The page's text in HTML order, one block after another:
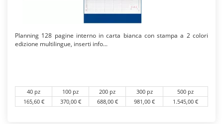
Planning 128 pagine interno in carta bianca con stampa a 2 colori
edizione multilingue, inserti info...
40 pz 100 pz 200 pz 300 pz
500 pz
165,60 €
370,00 € 688,00 € 981,00 € 1.545,00 €